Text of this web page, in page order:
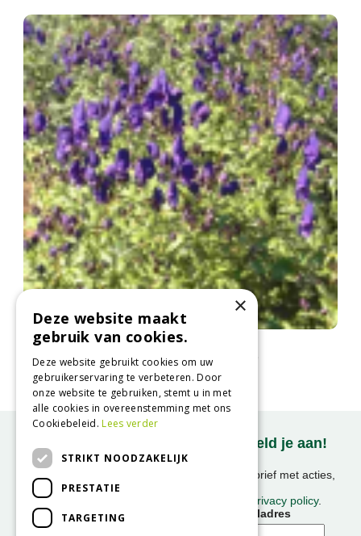
Monnikskap
Aconitum 'Spark's Variety'
Onze nieuwsbrief ontvangen? Meld je aan!
Ontvang ongeveer 1x per week onze nieuwsbrief met acties,
We slaan uw gegevens op conform onze
privacy policy.
Voornaam
E-mailadres
×
Deze website maakt
gebruik van cookies.
Deze website gebruikt cookies om uw
gebruikerservaring te verbeteren. Door
onze website te gebruiken, stemt u in met
alle cookies in overeenstemming met ons
Cookiebeleid.Lees verder
STRIKT NOODZAKELIJK
PRESTATIE
TARGETING